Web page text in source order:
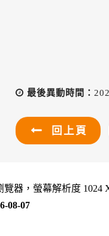
最後異動時間：
回上頁
覽器，螢幕解析度 1024
08-07